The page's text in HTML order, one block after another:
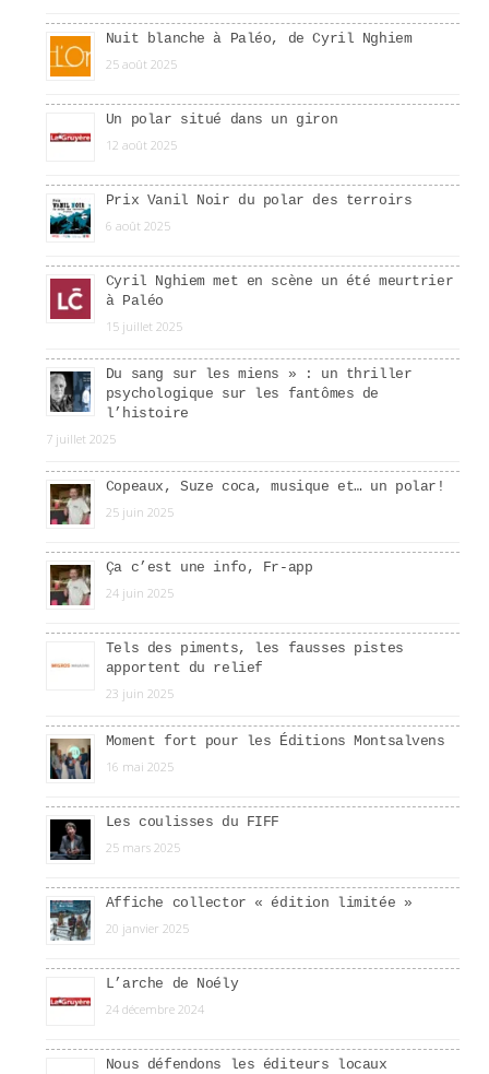
Nuit blanche à Paléo, de Cyril Nghiem
25 août 2025
Un polar situé dans un giron
12 août 2025
Prix Vanil Noir du polar des terroirs
6 août 2025
Cyril Nghiem met en scène un été meurtrier
à Paléo
15 juillet 2025
Du sang sur les miens » : un thriller
psychologique sur les fantômes de
l’histoire
7 juillet 2025
Copeaux, Suze coca, musique et… un polar!
25 juin 2025
Ça c’est une info, Fr-app
24 juin 2025
Tels des piments, les fausses pistes
apportent du relief
23 juin 2025
Moment fort pour les Éditions Montsalvens
16 mai 2025
Les coulisses du FIFF
25 mars 2025
Affiche collector « édition limitée »
20 janvier 2025
L’arche de Noély
24 décembre 2024
Nous défendons les éditeurs locaux